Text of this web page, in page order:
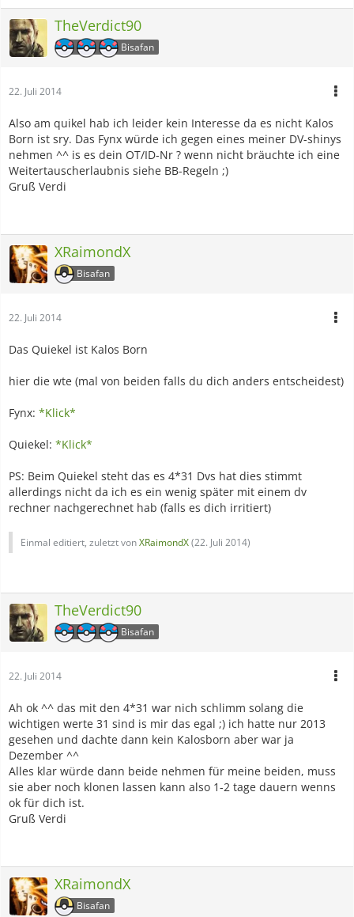
TheVerdict90
Bisafan
22. Juli 2014
Also am quikel hab ich leider kein Interesse da es nicht Kalos
Born ist sry. Das Fynx würde ich gegen eines meiner DV-shinys
nehmen ^^ is es dein OT/ID-Nr ? wenn nicht bräuchte ich eine
Weitertauscherlaubnis siehe BB-Regeln ;)
Gruß Verdi
XRaimondX
Bisafan
22. Juli 2014
Das Quiekel ist Kalos Born
hier die wte (mal von beiden falls du dich anders entscheidest)
Fynx: *Klick*
Quiekel: *Klick*
PS: Beim Quiekel steht das es 4*31 Dvs hat dies stimmt
allerdings nicht da ich es ein wenig später mit einem dv
rechner nachgerechnet hab (falls es dich irritiert)
Einmal editiert, zuletzt vonXRaimondX(22. Juli 2014)
TheVerdict90
Bisafan
22. Juli 2014
Ah ok ^^ das mit den 4*31 war nich schlimm solang die
wichtigen werte 31 sind is mir das egal ;) ich hatte nur 2013
gesehen und dachte dann kein Kalosborn aber war ja
Dezember ^^
Alles klar würde dann beide nehmen für meine beiden, muss
sie aber noch klonen lassen kann also 1-2 tage dauern wenns
ok für dich ist.
Gruß Verdi
XRaimondX
Bisafan